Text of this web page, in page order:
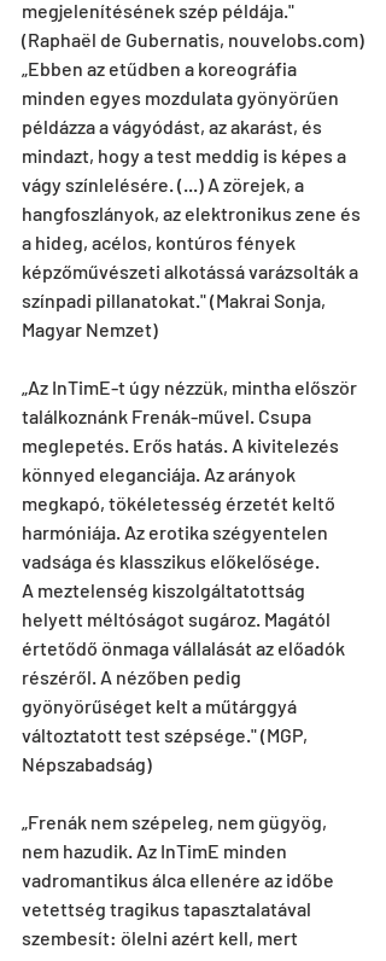
megjelenítésének szép példája."
(Raphaël de Gubernatis, nouvelobs.com)
„Ebben az etűdben a koreográfia
minden egyes mozdulata gyönyörűen
példázza a vágyódást, az akarást, és
mindazt, hogy a test meddig is képes a
vágy színlelésére. (...) A zörejek, a
hangfoszlányok, az elektronikus zene és
a hideg, acélos, kontúros fények
képzőművészeti alkotássá varázsolták a
színpadi pillanatokat." (Makrai Sonja,
Magyar Nemzet)
„Az InTimE-t úgy nézzük, mintha először
találkoznánk Frenák-művel. Csupa
meglepetés. Erős hatás. A kivitelezés
könnyed eleganciája. Az arányok
megkapó, tökéletesség érzetét keltő
harmóniája. Az erotika szégyentelen
vadsága és klasszikus előkelősége.
A meztelenség kiszolgáltatottság
helyett méltóságot sugároz. Magától
értetődő önmaga vállalását az előadók
részéről. A nézőben pedig
gyönyörűséget kelt a műtárggyá
változtatott test szépsége." (MGP,
Népszabadság)
„Frenák nem szépeleg, nem gügyög,
nem hazudik. Az InTimE minden
vadromantikus álca ellenére az időbe
vetettség tragikus tapasztalatával
szembesít: ölelni azért kell, mert